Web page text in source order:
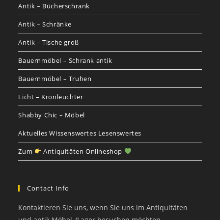
Antik – Bücherschrank
Antik – Schränke
Antik – Tische groß
Bauernmöbel – Schrank antik
Bauernmöbel – Truhen
Licht – Kronleuchter
Shabby Chic – Möbel
Aktuelles Wissenswertes Lesenswertes
Zum Antiquitäten Onlineshop
Contact Info
Kontaktieren Sie uns, wenn Sie uns im Antiquitäten